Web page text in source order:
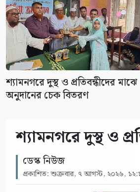
শ্যামনগরে দুস্থ ও প্রতিবন্ধীদের মাঝে
অনুদানের চেক বিতরণ
শ্যামনগরে দুস্থ ও
ডেস্ক নিউজ
প্রকাশিত: শুক্রবার, ৭ আগস্ট, ২০২৬,